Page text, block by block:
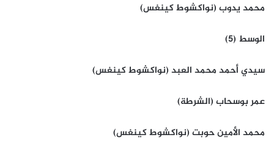
محمد يدوب (نواكشوط كينغس)
الوسط (5)
سيدي أحمد محمد العبد (نواكشوط كينغس)
عمر بوسحاب (الشرطة)
محمد الأمين حوبت (نواكشوط كينغس)